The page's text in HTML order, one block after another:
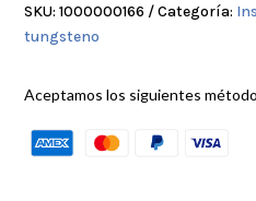
SKU:1000000166 Categoría:
tungsteno
Aceptamos los siguientes